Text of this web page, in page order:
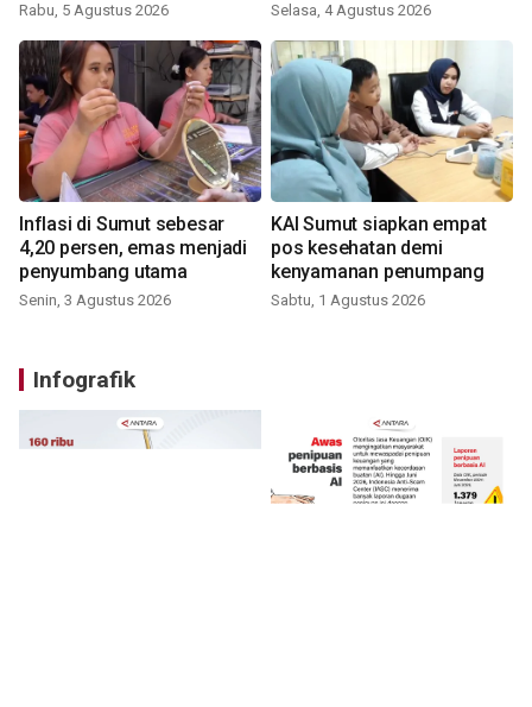
Rabu, 5 Agustus 2026 Selasa, 4 Agustus 2026
Inflasi di Sumut sebesar
4,20 persen, emas menjadi
penyumbang utama
Senin, 3 Agustus 2026
KAI Sumut siapkan empat
pos kesehatan demi
kenyamanan penumpang
Sabtu, 1 Agustus 2026
Infografik